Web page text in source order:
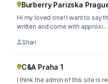
Burberry Parizska
Hi my loved one! I want to say
written and come with approxi...
Shari
C&A Praha 1
I think the admin of this site is really